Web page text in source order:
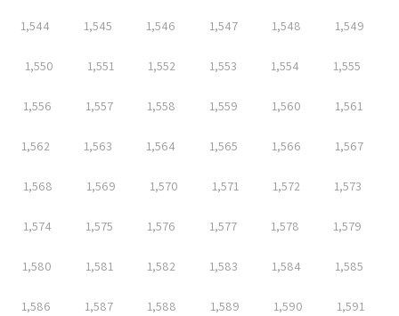
1,544 1,545 1,546 1,547 1,548 1,549
1,550 1,551 1,552 1,553 1,554 1,555
1,556 1,557 1,558 1,559 1,560 1,561
1,562 1,563 1,564 1,565 1,566 1,567
1,568 1,569 1,570 1,571 1,572 1,573
1,574 1,575 1,576 1,577 1,578 1,579
1,580 1,581 1,582 1,583 1,584 1,585
1,586 1,587 1,588 1,589 1,590 1,591